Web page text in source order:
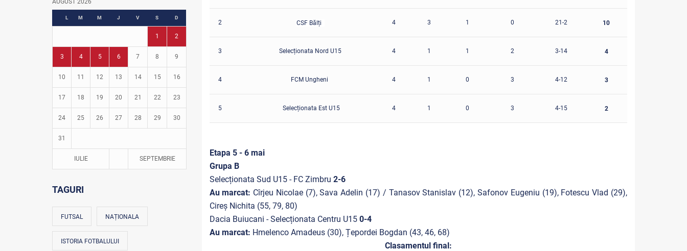
Fotbal în grădinițe
AUGUST 2026
L M M J V S D
1 2
3 4 5 6 7 8 9
10 11 12 13 14 15 16
17 18 19 20 21 22 23
24 25 26 27 28 29 30
31
IULIE SEPTEMBRIE
TAGURI
FUTSAL NAȚIONALA
ISTORIA FOTBALULUI
2 CSF Bălți 4 3 1 0 21-2 10
3 Selecționata Nord U15 4 1 1 2 3-14 4
4 FCM Ungheni 4 1 0 3 4-12 3
5 Selecționata Est U15 4 1 0 3 4-15 2
Etapa 5 - 6 mai
Grupa B
Selecționata Sud U15 - FC Zimbru 2-6
Au marcat: Cîrjeu Nicolae (7), Sava Adelin (17) / Tanasov Stanislav (12), Safonov Eugeniu (19), Fotescu Vlad (29),
Cireș Nichita (55, 79, 80)
Dacia Buiucani - Selecționata Centru U15 0-4
Au marcat: Hmelenco Amadeus (30), Țepordei Bogdan (43, 46, 68)
Clasamentul final: